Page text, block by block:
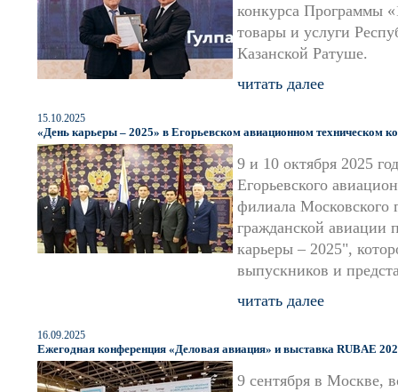
конкурса Программы
товары и услуги
Казанской Ратуше.
читать далее
15.10.2025
«День карьеры – 2025» в Егорьевском авиационном техническом
9 и 10 октября 2025
Егорьевского
филиала Московского
гражданской авиации
карьеры – 2025",
выпускников и
читать далее
16.09.2025
Ежегодная конференция «Деловая авиация» и выставка RUBAE
9 сентября в Москве,